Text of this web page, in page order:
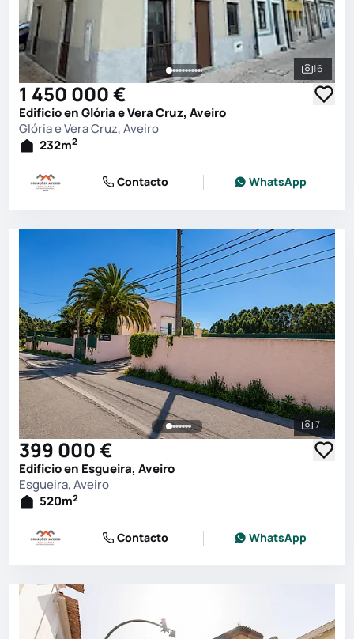
Ver
16
1 450 000 €
Edificio en Glória e Vera Cruz, Aveiro
Glória e Vera Cruz, Aveiro
232m2
Contacto WhatsApp
Ver
7
399 000 €
Edificio en Esgueira, Aveiro
Esgueira, Aveiro
520m2
Contacto WhatsApp